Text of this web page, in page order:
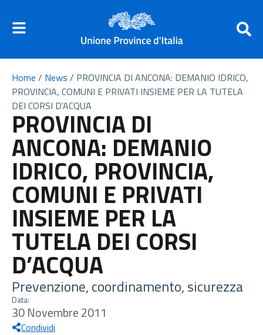
Home / News / PROVINCIA DI ANCONA: DEMANIO IDRICO,
PROVINCIA, COMUNI E PRIVATI INSIEME PER LA TUTELA
DEI CORSI D’ACQUA
PROVINCIA DI
ANCONA: DEMANIO
IDRICO, PROVINCIA,
COMUNI E PRIVATI
INSIEME PER LA
TUTELA DEI CORSI
D’ACQUA
Prevenzione, coordinamento, sicurezza
Data:
30 Novembre 2011
Condividi